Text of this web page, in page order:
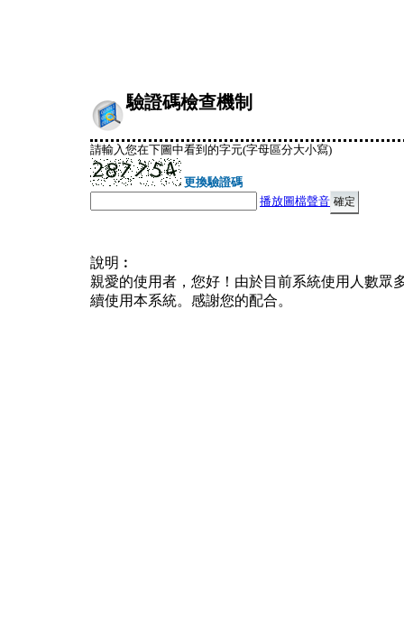
驗證碼檢查機制
請輸入您在下圖中看到的字元(字母區分大小寫)
更換驗證碼
播放圖檔聲音
說明︰
親愛的使用者，您好！由於目前系統使用人數眾
續使用本系統。感謝您的配合。